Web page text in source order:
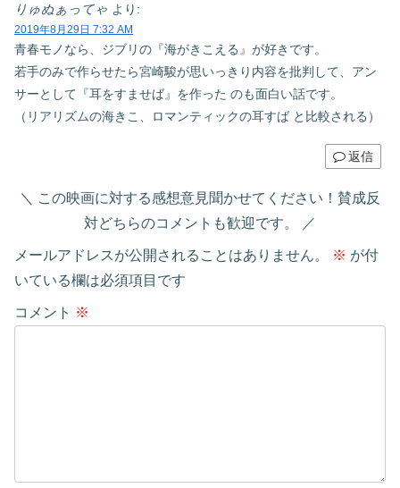
りゅぬぁってゃ より:
2019年8月29日 7:32 AM
青春モノなら、ジブリの『海がきこえる』が好きです。
若手のみで作らせたら宮崎駿が思いっきり内容を批判して、アン
サーとして『耳をすませば』を作った のも面白い話です。
（リアリズムの海きこ、ロマンティックの耳すば と比較される）
返信
この映画に対する感想意見聞かせてください！賛成反
対どちらのコメントも歓迎です。
メールアドレスが公開されることはありません。 ※ が付
いている欄は必須項目です
コメント ※